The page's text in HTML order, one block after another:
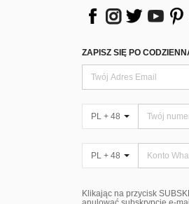
ZAPISZ SIĘ PO
PL + 48
PL + 48
Klikając na przycisk